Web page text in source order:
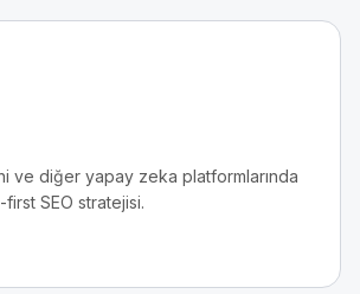
ve diğer yapay zeka platformlarında
SEO stratejisi.